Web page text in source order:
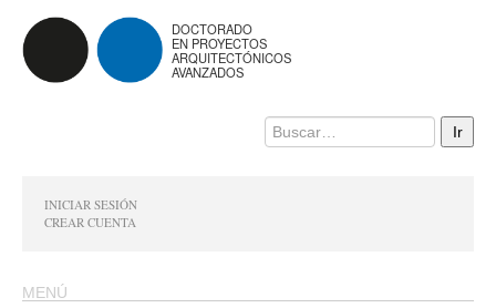
DOCTORADO
EN PROYECTOS
ARQUITECTÓNICOS
AVANZADOS
INICIAR SESIÓN
CREAR CUENTA
MENÚ